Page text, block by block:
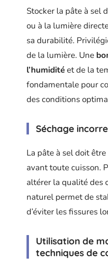
Stocker la pâte à sel
ou à la lumière
sa durabilité.
de la lumière. Une
l’humiditéet de la
fondamentale pour
des conditions
Séchage
La pâte à sel doit être
avant toute cuisson.
altérer la qualité des
naturel permet de
d’éviter les fissures
Utilisation de
techniques de